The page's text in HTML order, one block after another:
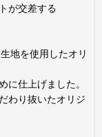
が交差する
地を使用したオリ
に仕上げました。
わり抜いたオリジ